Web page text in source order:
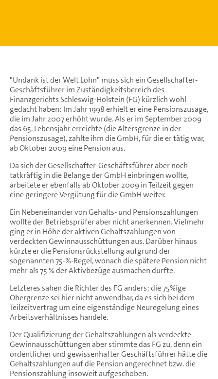
"Undank ist der Welt Lohn" muss sich ein Gesellschafter-
Geschäftsführer im Zuständigkeitsbereich des
Finanzgerichts Schleswig-Holstein (FG) kürzlich wohl
gedacht haben: Im Jahr 1998 erhielt er eine Pensionszusage,
die im Jahr 2007 erhöht wurde. Als er im September 2009
das 65. Lebensjahr erreichte (die Altersgrenze in der
Pensionszusage), zahlte ihm die GmbH, für die er tätig war,
ab Oktober 2009 eine Pension aus.
Da sich der Gesellschafter-Geschäftsführer aber noch
tatkräftig in die Belange der GmbH einbringen wollte,
arbeitete er ebenfalls ab Oktober 2009 in Teilzeit gegen
eine geringere Vergütung für die GmbH weiter.
Ein Nebeneinander von Gehalts- und Pensionszahlungen
wollte der Betriebsprüfer aber nicht anerkennen. Vielmehr
ging er in Höhe der aktiven Gehaltszahlungen von
verdeckten Gewinnausschüttungen aus. Darüber hinaus
kürzte er die Pensionsrückstellung aufgrund der
sogenannten 75-%-Regel, wonach die spätere Pension nicht
mehr als 75 % der Aktivbezüge ausmachen durfte.
Letzteres sahen die Richter des FG anders; die 75%ige
Obergrenze sei hier nicht anwendbar, da es sich bei dem
Teilzeitvertrag um eine eigenständige Neuregelung eines
Arbeitsverhältnisses handele.
Der Qualifizierung der Gehaltszahlungen als verdeckte
Gewinnausschüttungen aber stimmte das FG zu, denn ein
ordentlicher und gewissenhafter Geschäftsführer hätte die
Gehaltszahlungen auf die Pension angerechnet bzw. die
Pensionszahlung insoweit aufgeschoben.